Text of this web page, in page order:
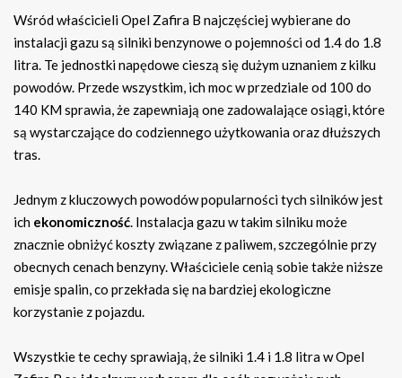
Wśród właścicieli Opel Zafira B najczęściej wybierane do
instalacji gazu są silniki benzynowe o pojemności od 1.4 do 1.8
litra. Te jednostki napędowe cieszą się dużym uznaniem z kilku
powodów. Przede wszystkim, ich moc w przedziale od 100 do
140 KM sprawia, że zapewniają one zadowalające osiągi, które
są wystarczające do codziennego użytkowania oraz dłuższych
tras.
Jednym z kluczowych powodów popularności tych silników jest
ich ekonomiczność. Instalacja gazu w takim silniku może
znacznie obniżyć koszty związane z paliwem, szczególnie przy
obecnych cenach benzyny. Właściciele cenią sobie także niższe
emisje spalin, co przekłada się na bardziej ekologiczne
korzystanie z pojazdu.
Wszystkie te cechy sprawiają, że silniki 1.4 i 1.8 litra w Opel